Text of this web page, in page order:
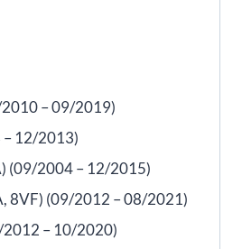
– 09/2019)
12/2013)
(09/2004 – 12/2015)
8VF) (09/2012 – 08/2021)
– 10/2020)